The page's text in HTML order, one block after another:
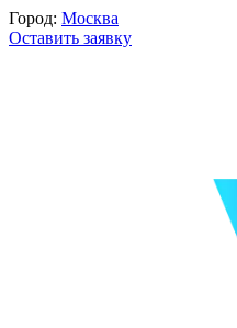
Город: Москва
Оставить заявку